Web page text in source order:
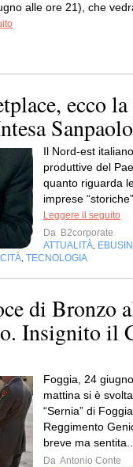
alle ore 21), che
ecco
Il Nord-est
produttive del
quanto riguarda
imprese
Leggere il seguito
Da B2corporate
ATTUALITÀ
TECNOLOGIA
di Bronzo
Insignito il
Foggia, 24
mattina si è
“Sernia” di
Reggimento
breve ma sentita...
Da Antonio Conte